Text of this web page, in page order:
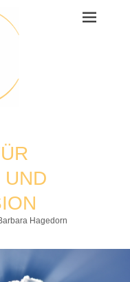
UND
Hagedorn